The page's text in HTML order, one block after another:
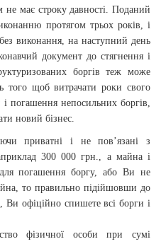
має строку давності. Поданий
протягом трьох років, і
виконання, на наступний день
документ до стягнення і
боргів теж може
того щоб витрачати роки свого
погашення непосильних боргів,
новий бізнес.
приватні і не пов’язані з
300 000 грн., а майна і
погашення боргу, або Ви не
то правильно підійшовши до
Ви офіційно спишете всі борги і
фізичної особи при сумі